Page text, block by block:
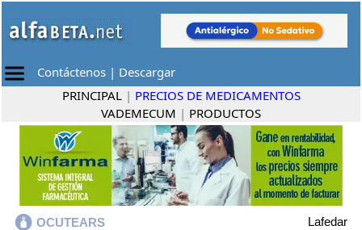
Contáctenos | Descargar
PRINCIPAL | PRECIOS DE MEDICAMENTOS
VADEMECUM | PRODUCTOS
OCUTEARS
Lafedar